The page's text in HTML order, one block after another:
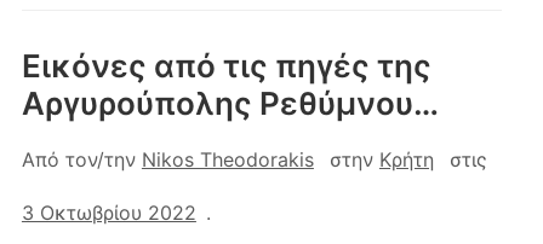
Eικόνες από τις πηγές της
Αργυρούπολης Ρεθύμνου…
Από τον/την Nikos Theodorakis στην Κρήτη στις
3 Οκτωβρίου 2022 .